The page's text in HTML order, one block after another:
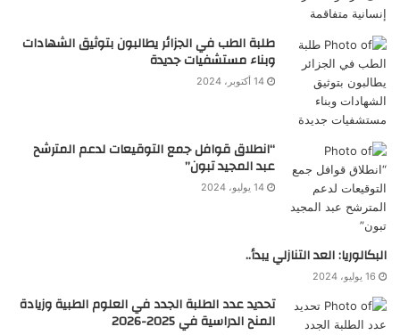
طلبة الطب في الجزائر يطالبون بتوثيق الشهادات
وبناء مستشفيات جديدة
14 أكتوبر، 2024
“انطلاق قوافل جمع التوقيعات لدعم المترشح
عبد المجيد تبون”
14 يوليو، 2024
البكالوريا: العد التنازلي يبدأ..
16 يوليو، 2024
تحديد عدد الطلبة الجدد في العلوم الطبية وزيادة
المنح الدراسية في 2025-2026